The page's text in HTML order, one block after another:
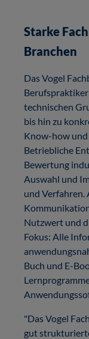
Starke
Branchen
Das Vogel
technischen
bis hin zu
Know-how
Betriebliche
Bewertung
Auswahl und
und Verfahren.
Nutzwert und
Fokus: Alle
Buch und E-
"Das Vogel
gut